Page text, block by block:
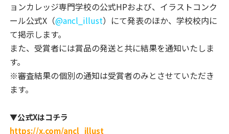
ョンカレッジ専門学校の公式HPおよび、 イラストコンク
ール公式X（@ancl_illust）にて発表のほか、学校校内に
て掲示します。
また、受賞者には賞品の発送と共に結果を通知いたしま
す。
※審査結果の個別の通知は受賞者のみとさせていただき
ます。
▼公式Xはコチラ
https://x.com/ancl_illust